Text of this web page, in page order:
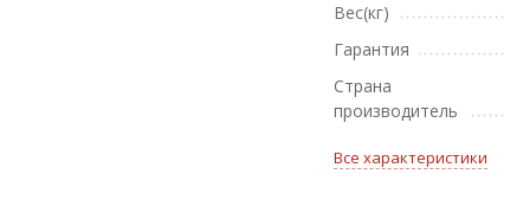
Вес(кг)
Гарантия
Страна
производитель
Все характеристики